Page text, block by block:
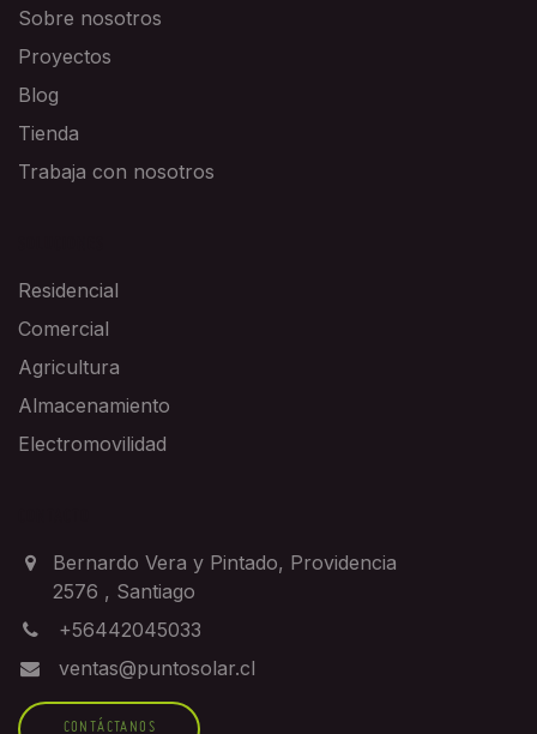
Sobre nosotros
Proyectos
Blog
Tienda
Trabaja con nosotros
Residencial
Comercial
Agricultura
Almacenamiento
Electromovilidad
Bernardo Vera y Pintado, Providencia
2576 , Santiago
+56442045033
ventas@puntosolar.cl
CONTÁCTANOS